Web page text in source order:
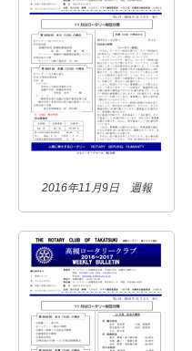
2016年11月9日 週報